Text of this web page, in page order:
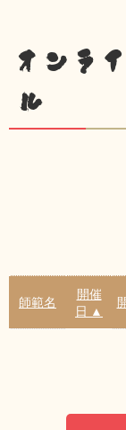
オンラ
ル
師範名
開催
日 ▲